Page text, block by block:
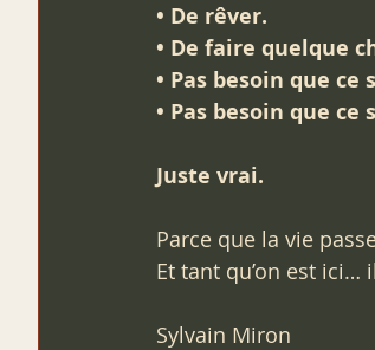
• De rêver.
• De faire quelque
• Pas besoin que ce
• Pas besoin que
Juste vrai.
Parce que la vie
Et tant qu’on est ici…
Sylvain Miron